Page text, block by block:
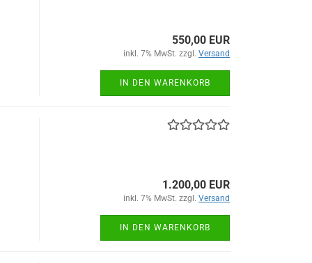
550,00 EUR
inkl. 7% MwSt. zzgl. Versand
IN DEN WARENKORB
1.200,00 EUR
inkl. 7% MwSt. zzgl. Versand
IN DEN WARENKORB